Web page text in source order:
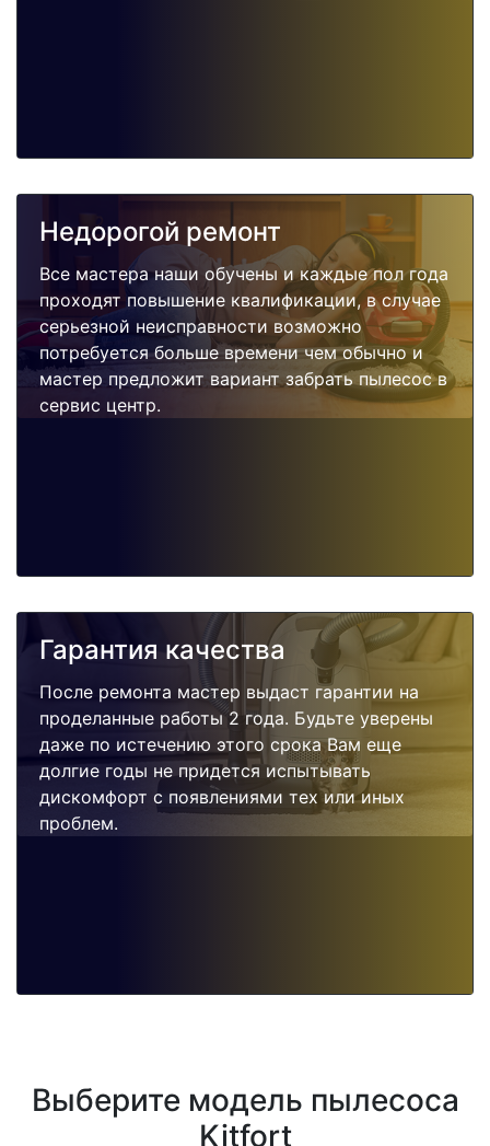
Недорогой ремонт
Все мастера наши обучены и каждые пол года
проходят повышение квалификации, в случае
серьезной неисправности возможно
потребуется больше времени чем обычно и
мастер предложит вариант забрать пылесос в
сервис центр.
Гарантия качества
После ремонта мастер выдаст гарантии на
проделанные работы 2 года. Будьте уверены
даже по истечению этого срока Вам еще
долгие годы не придется испытывать
дискомфорт с появлениями тех или иных
проблем.
Выберите модель пылесоса
Kitfort